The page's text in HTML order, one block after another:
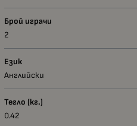
Брой играчи
2
Език
Английски
Тегло (кг.)
0.42